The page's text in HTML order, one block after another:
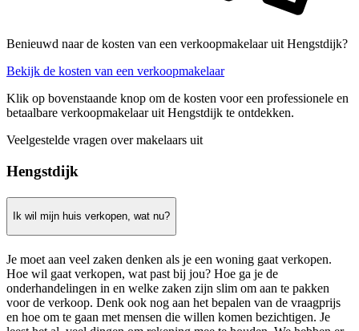
Benieuwd naar de kosten van een verkoopmakelaar uit Hengstdijk?
Bekijk de kosten van een verkoopmakelaar
Klik op bovenstaande knop om de kosten voor een professionele en
betaalbare verkoopmakelaar uit Hengstdijk te ontdekken.
Veelgestelde vragen over makelaars uit
Hengstdijk
Ik wil mijn huis verkopen, wat nu?
Je moet aan veel zaken denken als je een woning gaat verkopen.
Hoe wil gaat verkopen, wat past bij jou? Hoe ga je de
onderhandelingen in en welke zaken zijn slim om aan te pakken
voor de verkoop. Denk ook nog aan het bepalen van de vraagprijs
en hoe om te gaan met mensen die willen komen bezichtigen. Je